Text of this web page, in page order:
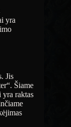
yra
Jis
Šiame
yra raktas